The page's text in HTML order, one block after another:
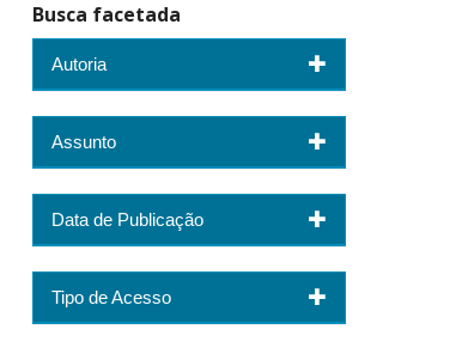
Busca facetada
Autoria
Assunto
Data de Publicação
Tipo de Acesso